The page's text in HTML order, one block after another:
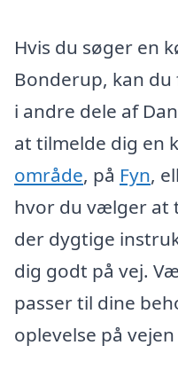
Hvis du søger en
Bonderup, kan
i andre dele af
at tilmelde dig en
område, på Fyn,
hvor du vælger at
der dygtige
dig godt på vej.
passer til dine
oplevelse på